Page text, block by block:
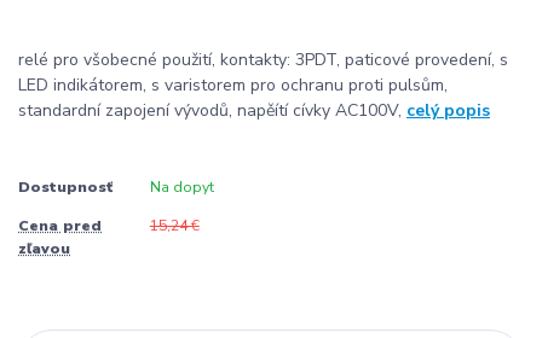
relé pro všobecné použití, kontakty: 3PDT, paticové provedení, s
LED indikátorem, s varistorem pro ochranu proti pulsům,
standardní zapojení vývodů, napěítí cívky AC100V, celý popis
Dostupnosť Na dopyt
Cena pred
zľavou
15,24 €